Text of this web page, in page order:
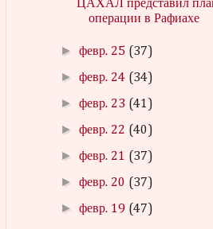
ЦАХАЛ представил
операции в Рафиахе
►февр. 25 (37)
►февр. 24 (34)
►февр. 23 (41)
►февр. 22 (40)
►февр. 21 (37)
►февр. 20 (37)
►февр. 19 (47)